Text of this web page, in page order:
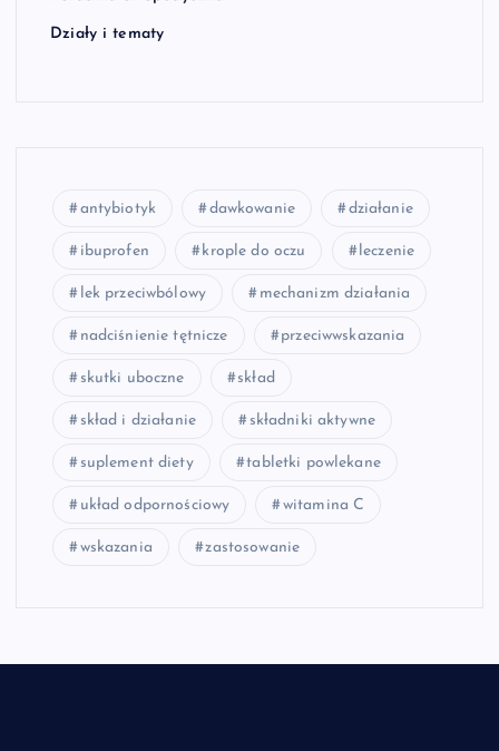
Działy i tematy
antybiotyk dawkowanie działanie
ibuprofen krople do oczu leczenie
lek przeciwbólowy mechanizm działania
nadciśnienie tętnicze przeciwwskazania
skutki uboczne skład
skład i działanie składniki aktywne
suplement diety tabletki powlekane
układ odpornościowy witamina C
wskazania zastosowanie